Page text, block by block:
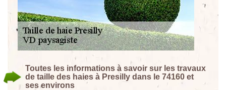
Toutes les informations à savoir sur les travaux
de taille des haies à Presilly dans le 74160 et
ses environs